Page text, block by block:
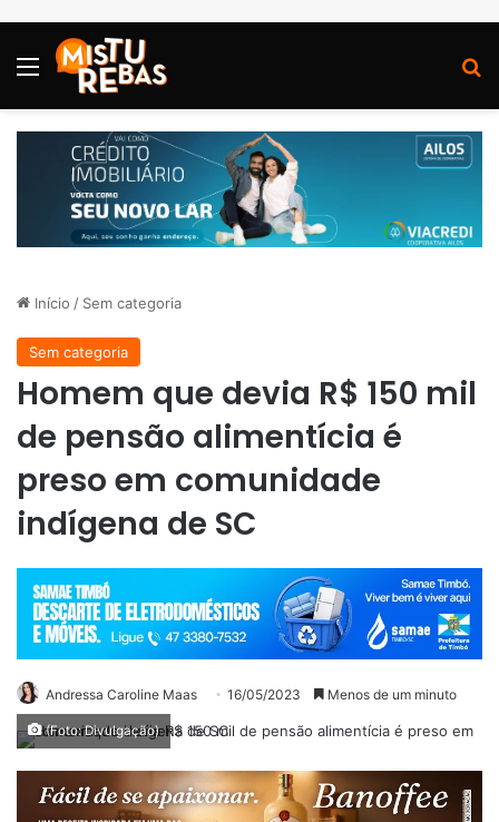
Menu
Início / Sem categoria
Sem categoria
Homem que devia R$ 150 mil
de pensão alimentícia é
preso em comunidade
indígena de SC
Andressa Caroline Maas 16/05/2023 Menos de um minuto
(Foto: Divulgação)